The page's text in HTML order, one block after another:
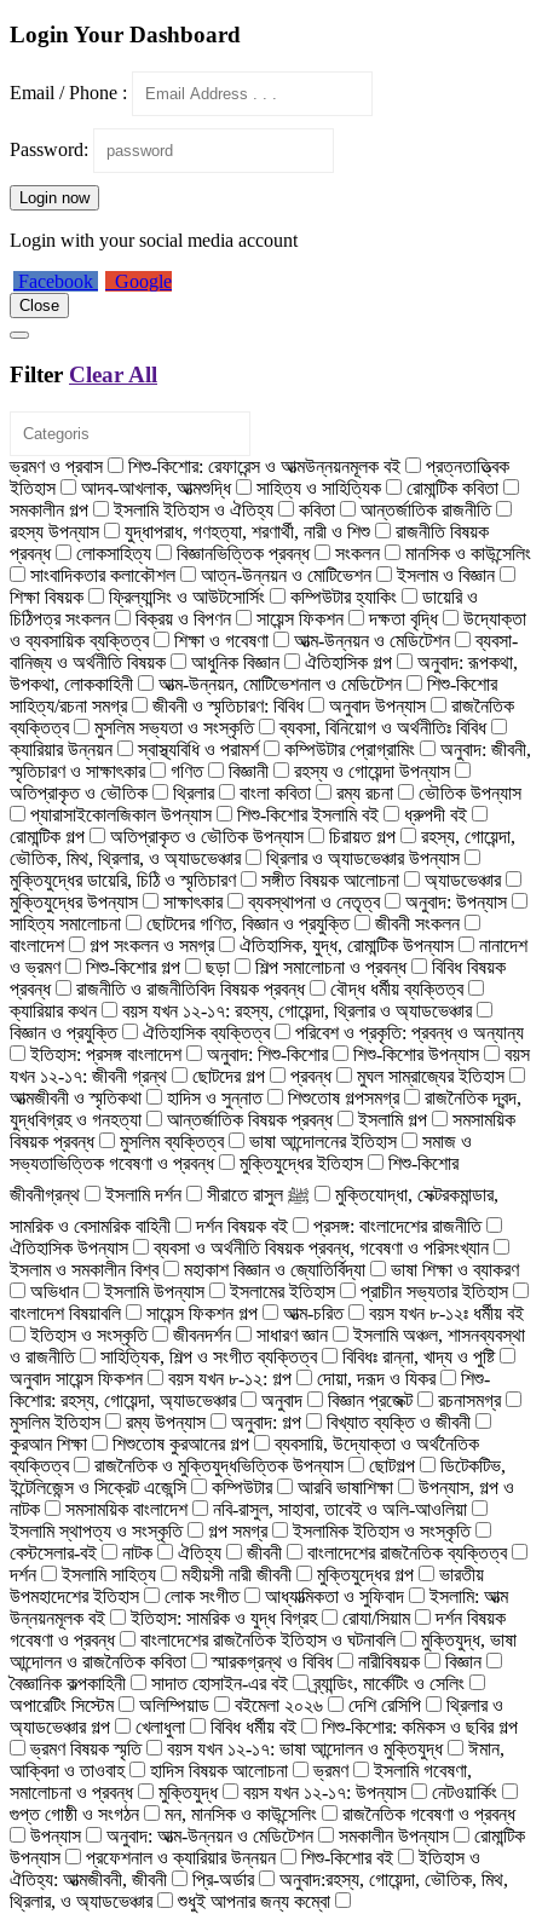
Login Your Dashboard
Email / Phone :
Password:
Login now
Login with your social media account
Facebook
Google
Close
Filter Clear All
ভ্রমণ ও প্রবাস শিশু-কিশোর: রেফারেন্স ও আত্মউন্নয়নমূলক বই
প্রত্নতাত্ত্বিক
ইতিহাস
আদব-আখলাক, আত্মশুদ্ধি সাহিত্য ও সাহিত্যিক
রোমান্টিক কবিতা
সমকালীন গল্প
ইসলামি ইতিহাস ও ঐতিহ্য কবিতা
আন্তর্জাতিক রাজনীতি
রহস্য উপন্যাস
যুদ্ধাপরাধ, গণহত্যা, শরণার্থী, নারী ও শিশু
রাজনীতি বিষয়ক
প্রবন্ধ
লোকসাহিত্য বিজ্ঞানভিত্তিক প্রবন্ধ সংকলন
মানসিক ও কাউন্সেলিং
সাংবাদিকতার কলাকৌশল
আত্ন-উন্নয়ন ও মোটিভেশন
ইসলাম ও বিজ্ঞান
শিক্ষা বিষয়ক
ফ্রিল্যান্সিং ও আউটসোর্সিং কম্পিউটার হ্যাকিং
ডায়েরি ও
চিঠিপত্র সংকলন
বিক্রয় ও বিপণন সায়েন্স ফিকশন দক্ষতা বৃদ্ধি
উদ্যোক্তা
ও ব্যবসায়িক ব্যক্তিত্ব
শিক্ষা ও গবেষণা আত্ম-উন্নয়ন ও মেডিটেশন
ব্যবসা-
বানিজ্য ও অর্থনীতি বিষয়ক
আধুনিক বিজ্ঞান ঐতিহাসিক গল্প
অনুবাদ: রূপকথা,
উপকথা, লোককাহিনী
আত্ম-উন্নয়ন, মোটিভেশনাল ও মেডিটেশন
শিশু-কিশোর
সাহিত্য/রচনা সমগ্র
জীবনী ও স্মৃতিচারণ: বিবিধ অনুবাদ উপন্যাস
রাজনৈতিক
ব্যক্তিত্ব
মুসলিম সভ্যতা ও সংস্কৃতি
ব্যবসা, বিনিয়োগ ও অর্থনীতিঃ বিবিধ
ক্যারিয়ার উন্নয়ন
স্বাস্থ্যবিধি ও পরামর্শ কম্পিউটার প্রোগ্রামিং
অনুবাদ: জীবনী,
স্মৃতিচারণ ও সাক্ষাৎকার
গণিত বিজ্ঞানী
রহস্য ও গোয়েন্দা উপন্যাস
অতিপ্রাকৃত ও ভৌতিক
থ্রিলার বাংলা কবিতা রম্য রচনা
ভৌতিক উপন্যাস
প্যারাসাইকোলজিকাল উপন্যাস
শিশু-কিশোর ইসলামি বই
ধ্রুপদী বই
রোমান্টিক গল্প
অতিপ্রাকৃত ও ভৌতিক উপন্যাস চিরায়ত গল্প
রহস্য, গোয়েন্দা,
ভৌতিক, মিথ, থ্রিলার, ও অ্যাডভেঞ্চার
থ্রিলার ও অ্যাডভেঞ্চার উপন্যাস
মুক্তিযুদ্ধের ডায়েরি, চিঠি ও স্মৃতিচারণ
সঙ্গীত বিষয়ক আলোচনা
অ্যাডভেঞ্চার
মুক্তিযুদ্ধের উপন্যাস
সাক্ষাৎকার ব্যবস্থাপনা ও নেতৃত্ব
অনুবাদ: উপন্যাস
সাহিত্য সমালোচনা
ছোটদের গণিত, বিজ্ঞান ও প্রযুক্তি
জীবনী সংকলন
বাংলাদেশ
গল্প সংকলন ও সমগ্র ঐতিহাসিক, যুদ্ধ, রোমান্টিক উপন্যাস
নানাদেশ
ও ভ্রমণ
শিশু-কিশোর গল্প ছড়া শিল্প সমালোচনা ও প্রবন্ধ
বিবিধ বিষয়ক
প্রবন্ধ
রাজনীতি ও রাজনীতিবিদ বিষয়ক প্রবন্ধ
বৌদ্ধ ধর্মীয় ব্যক্তিত্ব
ক্যারিয়ার কথন
বয়স যখন ১২-১৭: রহস্য, গোয়েন্দা, থ্রিলার ও অ্যাডভেঞ্চার
বিজ্ঞান ও প্রযুক্তি
ঐতিহাসিক ব্যক্তিত্ব
পরিবেশ ও প্রকৃতি: প্রবন্ধ ও অন্যান্য
ইতিহাস: প্রসঙ্গ বাংলাদেশ
অনুবাদ: শিশু-কিশোর শিশু-কিশোর উপন্যাস
বয়স
যখন ১২-১৭: জীবনী গ্রন্থ
ছোটদের গল্প প্রবন্ধ
মুঘল সাম্রাজ্যের ইতিহাস
আত্মজীবনী ও স্মৃতিকথা
হাদিস ও সুন্নাত শিশুতোষ গল্পসমগ্র
রাজনৈতিক দ্বন্দ,
যুদ্ধবিগ্রহ ও গনহত্যা
আন্তর্জাতিক বিষয়ক প্রবন্ধ ইসলামি গল্প
সমসাময়িক
বিষয়ক প্রবন্ধ
মুসলিম ব্যক্তিত্ব ভাষা আন্দোলনের ইতিহাস
সমাজ ও
সভ্যতাভিত্তিক গবেষণা ও প্রবন্ধ
মুক্তিযুদ্ধের ইতিহাস
শিশু-কিশোর
জীবনীগ্রন্থ
ইসলামি দর্শন
মুক্তিযোদ্ধা, সেক্টরকমান্ডার,
সামরিক ও বেসামরিক বাহিনী
দর্শন বিষয়ক বই
প্রসঙ্গ: বাংলাদেশের রাজনীতি
ঐতিহাসিক উপন্যাস
ব্যবসা ও অর্থনীতি বিষয়ক প্রবন্ধ, গবেষণা ও পরিসংখ্যান
ইসলাম ও সমকালীন বিশ্ব
মহাকাশ বিজ্ঞান ও জ্যোতির্বিদ্যা
ভাষা শিক্ষা ও ব্যাকরণ
অভিধান
ইসলামি উপন্যাস ইসলামের ইতিহাস
প্রাচীন সভ্যতার ইতিহাস
বাংলাদেশ বিষয়াবলি
সায়েন্স ফিকশন গল্প আত্ম-চরিত
বয়স যখন ৮-১২ঃ ধর্মীয় বই
ইতিহাস ও সংস্কৃতি
জীবনদর্শন সাধারণ জ্ঞান
ইসলামি অঞ্চল, শাসনব্যবস্থা
ও রাজনীতি
সাহিত্যিক, শিল্প ও সংগীত ব্যক্তিত্ব
বিবিধঃ রান্না, খাদ্য ও পুষ্টি
অনুবাদ সায়েন্স ফিকশন
বয়স যখন ৮-১২: গল্প দোয়া, দরূদ ও যিকর
শিশু-
কিশোর: রহস্য, গোয়েন্দা, অ্যাডভেঞ্চার
অনুবাদ বিজ্ঞান প্রজেক্ট
রচনাসমগ্র
মুসলিম ইতিহাস
রম্য উপন্যাস অনুবাদ: গল্প
বিখ্যাত ব্যক্তি ও জীবনী
কুরআন শিক্ষা
শিশুতোষ কুরআনের গল্প
ব্যবসায়ি, উদ্যোক্তা ও অর্থনৈতিক
ব্যক্তিত্ব
রাজনৈতিক ও মুক্তিযুদ্ধভিত্তিক উপন্যাস ছোটগল্প
ডিটেকটিভ,
ইন্টেলিজেন্স ও সিক্রেট এজেন্সি
কম্পিউটার আরবি ভাষাশিক্ষা
উপন্যাস, গল্প ও
নাটক
সমসাময়িক বাংলাদেশ
নবি-রাসুল, সাহাবা, তাবেই ও অলি-আওলিয়া
ইসলামি স্থাপত্য ও সংস্কৃতি
গল্প সমগ্র
ইসলামিক ইতিহাস ও সংস্কৃতি
বেস্টসেলার-বই
নাটক ঐতিহ্য জীবনী
বাংলাদেশের রাজনৈতিক ব্যক্তিত্ব
দর্শন
ইসলামি সাহিত্য মহীয়সী নারী জীবনী মুক্তিযুদ্ধের গল্প
ভারতীয়
উপমহাদেশের ইতিহাস
লোক সংগীত আধ্যাত্মিকতা ও সুফিবাদ
ইসলামি: আত্ম
উন্নয়নমূলক বই
ইতিহাস: সামরিক ও যুদ্ধ বিগ্রহ রোযা/সিয়াম
দর্শন বিষয়ক
গবেষণা ও প্রবন্ধ
বাংলাদেশের রাজনৈতিক ইতিহাস ও ঘটনাবলি
মুক্তিযুদ্ধ, ভাষা
আন্দোলন ও রাজনৈতিক কবিতা
স্মারকগ্রন্থ ও বিবিধ নারীবিষয়ক
বিজ্ঞান
বৈজ্ঞানিক কল্পকাহিনী
সাদাত হোসাইন-এর বই
ব্র্যান্ডিং, মার্কেটিং ও সেলিং
অপারেটিং সিস্টেম
অলিম্পিয়াড বইমেলা ২০২৬ দেশি রেসিপি
থ্রিলার ও
অ্যাডভেঞ্চার গল্প
খেলাধুলা বিবিধ ধর্মীয় বই
শিশু-কিশোর: কমিকস ও ছবির গল্প
ভ্রমণ বিষয়ক স্মৃতি
বয়স যখন ১২-১৭: ভাষা আন্দোলন ও মুক্তিযুদ্ধ
ঈমান,
আক্বিদা ও তাওবাহ
হাদিস বিষয়ক আলোচনা ভ্রমণ
ইসলামি গবেষণা,
সমালোচনা ও প্রবন্ধ
মুক্তিযুদ্ধ বয়স যখন ১২-১৭: উপন্যাস
নেটওয়ার্কিং
গুপ্ত গোষ্ঠী ও সংগঠন
মন, মানসিক ও কাউন্সেলিং
রাজনৈতিক গবেষণা ও প্রবন্ধ
উপন্যাস
অনুবাদ: আত্ম-উন্নয়ন ও মেডিটেশন সমকালীন উপন্যাস
রোমান্টিক
উপন্যাস
প্রফেশনাল ও ক্যারিয়ার উন্নয়ন শিশু-কিশোর বই
ইতিহাস ও
ঐতিহ্য: আত্মজীবনী, জীবনী
প্রি-অর্ডার
অনুবাদ:রহস্য, গোয়েন্দা, ভৌতিক, মিথ,
থ্রিলার, ও অ্যাডভেঞ্চার
শুধুই আপনার জন্য কম্বো